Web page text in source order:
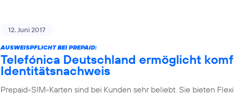
12. Juni 2017
AUSWEISPFLICHT BEI PREPAID:
Telefónica Deutschland ermöglicht
Identitätsnachweis
Prepaid-SIM-Karten sind bei Kunden sehr beliebt. Sie bieten